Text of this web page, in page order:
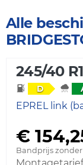
Alle
245/40
D
EPREL link
€
Bandprijs